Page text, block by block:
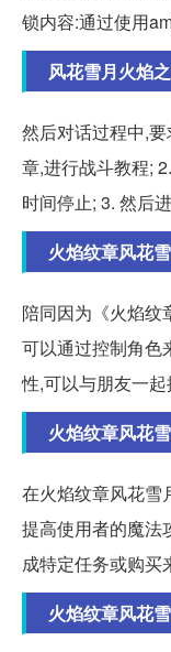
锁内容:通过使用
风花雪月火焰
然后对话过程中,
章,进行战斗教程;
时间停止; 3. 然后
火焰纹章风花
陪同因为《火焰纹
可以通过控制角色
性,可以与朋友一起
火焰纹章风花
在火焰纹章风花雪
提高使用者的魔法
成特定任务或购买
火焰纹章风花